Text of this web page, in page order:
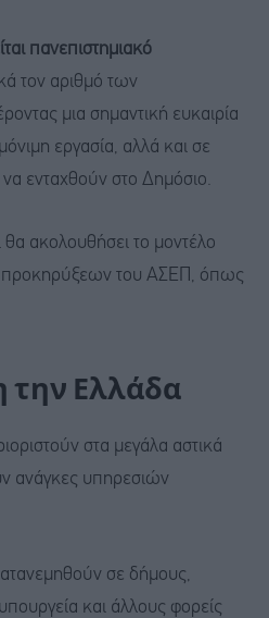
πανεπιστημιακό
τον αριθμό των
μια σημαντική ευκαιρία
εργασία, αλλά και σε
ενταχθούν στο Δημόσιο.
θα ακολουθήσει το μοντέλο
του ΑΣΕΠ, όπως
την Ελλάδα
στα μεγάλα αστικά
ανάγκες υπηρεσιών
σε δήμους,
και άλλους φορείς